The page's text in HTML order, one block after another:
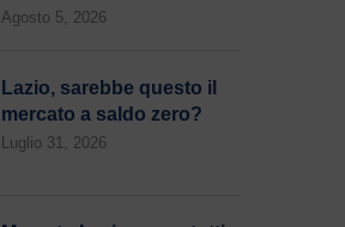
Agosto 5, 2026
Lazio, sarebbe questo il
mercato a saldo zero?
Luglio 31, 2026